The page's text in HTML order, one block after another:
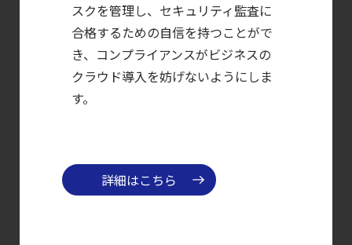
【ブログ】
AIワークロードのコンテナセキュリティ
｜LLM・
GPU環境を守る新しい視点
Protection
スクを管理し、セキュリティ監査に
合格するための自信を持つことがで
き、コンプライアンスがビジネスの
クラウド導入を妨げないようにしま
す。
詳細はこちら